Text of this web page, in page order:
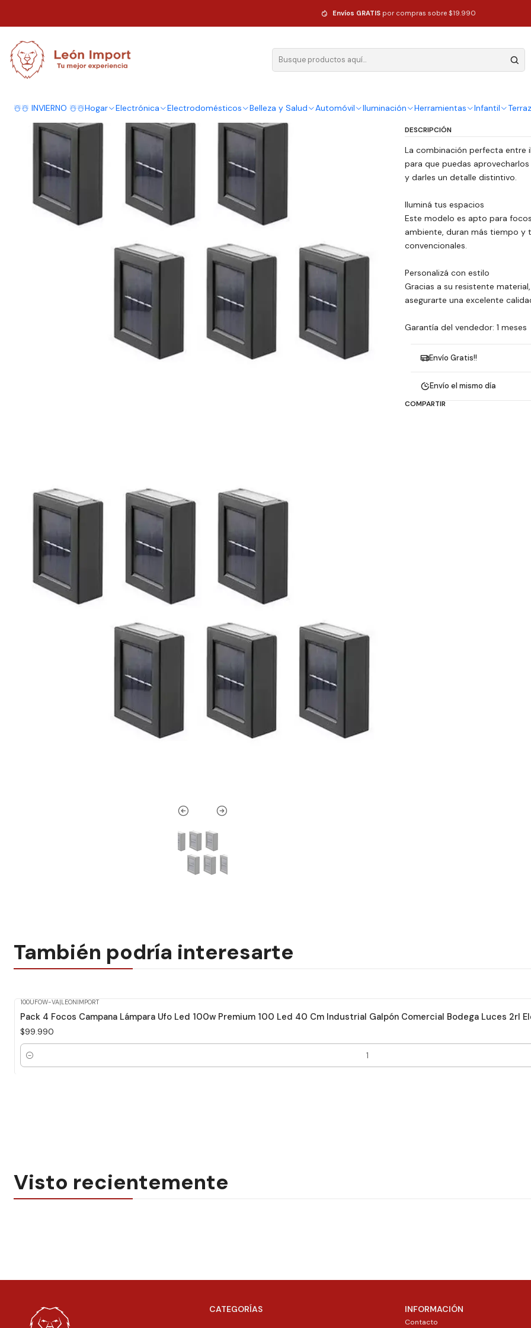
☃️☃️ INVIERNO ☃️☃️Hogar Electrónica Electrodomésticos Belleza y Salud Automóvil Iluminación Herramientas Infantil
Envíos GRATIS por compras sobre $19.990
Pack 6 Foco Luz Aplique Solar Led Pared Exterior Luz Fria
| Pack 6
Pared
Cantidad
DESCRIPCIÓN
La combinación perfecta entre
para que puedas
y darles un detalle distintivo.
Iluminá tus espacios
Este modelo es apto para
ambiente, duran más tiempo y
convencionales.
Personalizá con estilo
Gracias a su resistente
asegurarte una excelente
Garantía del vendedor: 1 meses
Envío Gratis!!
Envío el mismo día
COMPARTIR
También podría interesarte
100UFOW-VA LEONIMPORT
Pack 4 Focos Campana Lámpara Ufo Led 100w Premium 100 Led 40 Cm Industrial Galpón Comercial Bodega Luces 2rl
$99.990
Cantidad
Visto recientemente
CATEGORÍAS INFORMACIÓN
Contacto